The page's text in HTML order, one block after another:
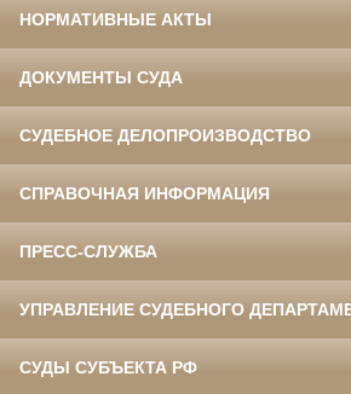
НОРМАТИВНЫЕ АКТЫ
ДОКУМЕНТЫ СУДА
СУДЕБНОЕ ДЕЛОПРОИЗВОДСТВО
СПРАВОЧНАЯ ИНФОРМАЦИЯ
ПРЕСС-СЛУЖБА
УПРАВЛЕНИЕ СУДЕБНОГО
СУДЫ СУБЪЕКТА РФ